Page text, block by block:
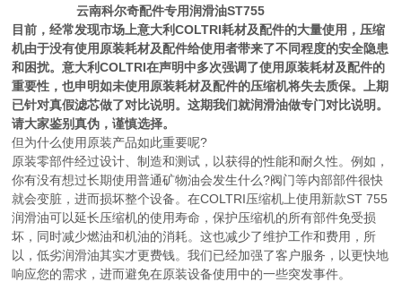
云南科尔奇配件专用润滑油ST755
目前，经常发现市场上意大利COLTRI耗材及配件的大量使用，压缩
机由于没有使用原装耗材及配件给使用者带来了不同程度的安全隐患
和困扰。意大利COLTRI在声明中多次强调了使用原装耗材及配件的
重要性，也申明如未使用原装耗材及配件的压缩机将失去质保。上期
已针对真假滤芯做了对比说明。这期我们就润滑油做专门对比说明。
请大家鉴别真伪，谨慎选择。
但为什么使用原装产品如此重要呢?
原装零部件经过设计、制造和测试，以获得的性能和耐久性。例如，
你有没有想过长期使用普通矿物油会发生什么?阀门等内部部件很快
就会变脏，进而损坏整个设备。在COLTRI压缩机上使用新款ST 755
润滑油可以延长压缩机的使用寿命，保护压缩机的所有部件免受损
坏，同时减少燃油和机油的消耗。这也减少了维护工作和费用，所
以，低劣润滑油其实才更费钱。我们已经加强了客户服务，以更快地
响应您的需求，进而避免在原装设备使用中的一些突发事件。